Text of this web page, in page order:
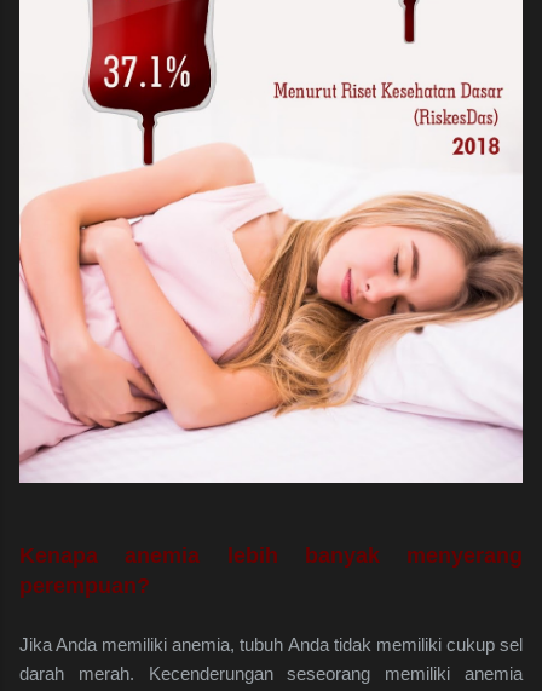
Kenapa anemia lebih banyak menyerang
perempuan?
Jika Anda memiliki anemia, tubuh Anda tidak memiliki cukup sel
darah merah. Kecenderungan seseorang memiliki anemia